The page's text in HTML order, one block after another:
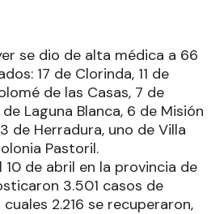
se dio de alta médica a 66
17 de Clorinda, 11 de
de las Casas, 7 de
Laguna Blanca, 6 de Misión
de Herradura, uno de Villa
Pastoril.
10 de abril en la provincia de
3.501 casos de
2.216 se recuperaron,